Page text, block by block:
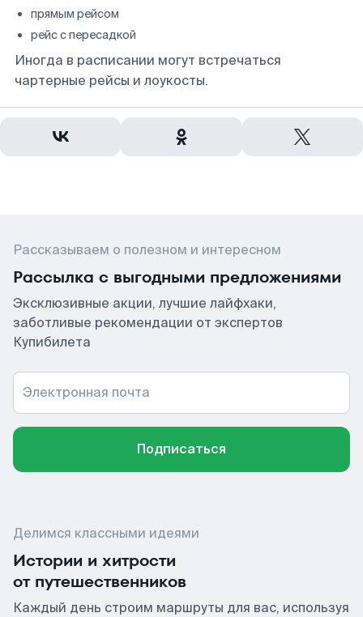
прямым рейсом
рейс с пересадкой
Иногда в расписании могут встречаться
чартерные рейсы и лоукосты.
Рассказываем о полезном и интересном
Рассылка с выгодными предложениями
Эксклюзивные акции, лучшие лайфхаки,
заботливые рекомендации от экспертов
Купибилета
Электронная почта
Подписаться
Делимся классными идеями
Истории и хитрости
от путешественников
Каждый день строим маршруты для вас, используя